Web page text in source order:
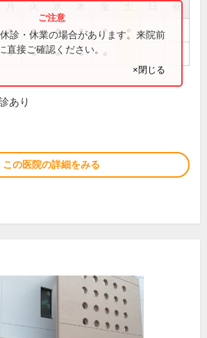
祝
● ● ● ● ●
● ● ● ●
診・休業の場合があります。来院前
直接ご確認ください。
×閉じる
あり
この医院の詳細をみる